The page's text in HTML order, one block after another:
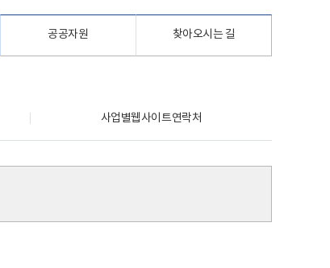
공공자원 찾아오시는 길
사업별웹사이트연락처